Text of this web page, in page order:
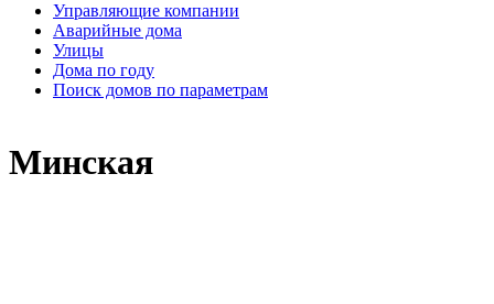
Главное меню
Управляющие компании
Аварийные дома
Улицы
Дома по году
Поиск домов по параметрам
Минская